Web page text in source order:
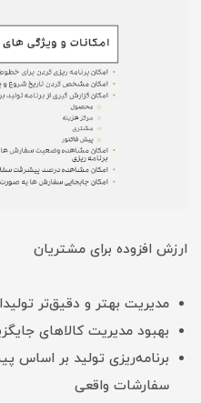
ارزش افزوده برای مشتریان
مدیریت بهتر و دقیق‌تر
بهبود مدیریت کالاهای
برنامه‌ریزی تولید بر
سفارشات واقعی